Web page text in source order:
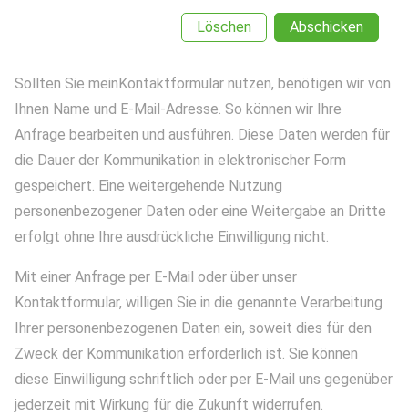
Löschen Abschicken
Sollten Sie meinKontaktformular nutzen, benötigen wir von
Ihnen Name und E-Mail-Adresse. So können wir Ihre
Anfrage bearbeiten und ausführen. Diese Daten werden für
die Dauer der Kommunikation in elektronischer Form
gespeichert. Eine weitergehende Nutzung
personenbezogener Daten oder eine Weitergabe an Dritte
erfolgt ohne Ihre ausdrückliche Einwilligung nicht.
Mit einer Anfrage per E-Mail oder über unser
Kontaktformular, willigen Sie in die genannte Verarbeitung
Ihrer personenbezogenen Daten ein, soweit dies für den
Zweck der Kommunikation erforderlich ist. Sie können
diese Einwilligung schriftlich oder per E-Mail uns gegenüber
jederzeit mit Wirkung für die Zukunft widerrufen.